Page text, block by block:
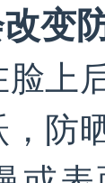
变
上
防